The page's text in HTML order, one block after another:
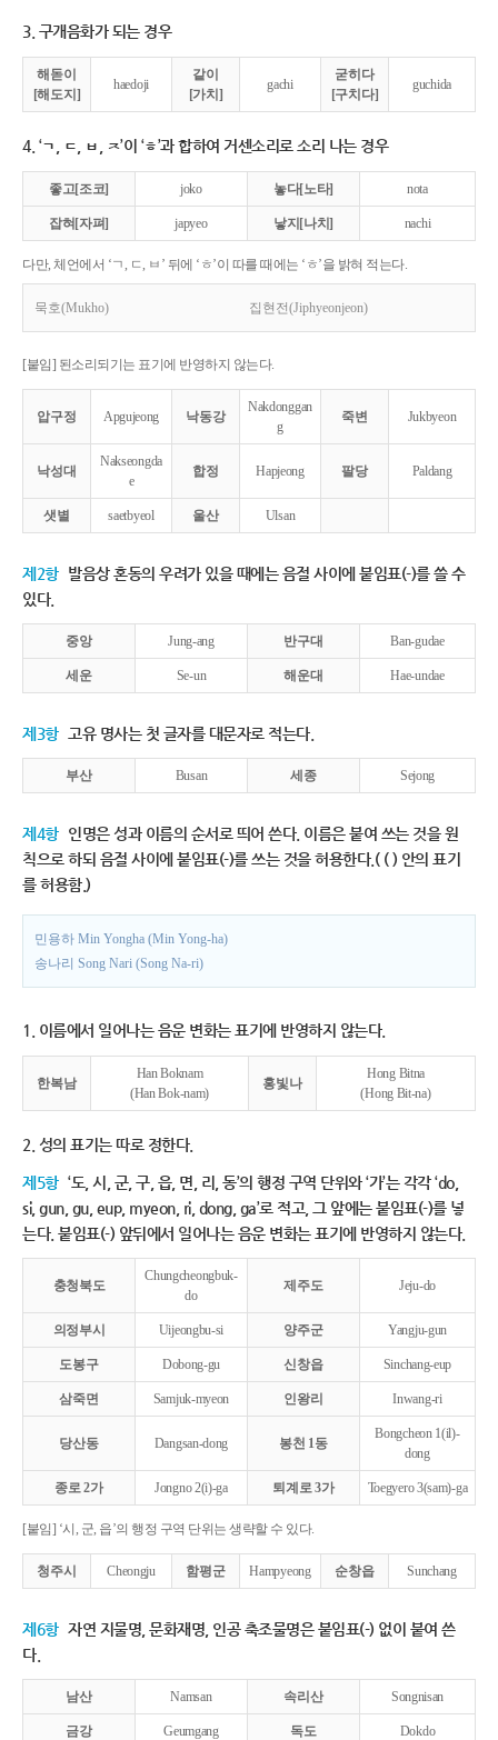
3. 구개음화가 되는 경우
해돋이
[해도지]
haedoji
같이
[가치]
gachi
굳히다
[구치다]
guchida
4. ‘ㄱ, ㄷ, ㅂ, ㅈ’이 ‘ㅎ’과 합하여 거센소리로 소리 나는 경우
좋고[조코] joko 놓다[노타] nota
잡혀[자펴] japyeo 낳지[나치] nachi
다만, 체언에서 ‘ㄱ, ㄷ, ㅂ’ 뒤에 ‘ㅎ’이 따를 때에는 ‘ㅎ’을 밝혀 적는다.
묵호(Mukho) 집현전(Jiphyeonjeon)
[붙임] 된소리되기는 표기에 반영하지 않는다.
압구정 Apgujeong 낙동강
Nakdonggan
g
죽변 Jukbyeon
낙성대
Nakseongda
e
합정 Hapjeong 팔당 Paldang
샛별 saetbyeol 울산 Ulsan
제2항 발음상 혼동의 우려가 있을 때에는 음절 사이에 붙임표(-)를 쓸 수
있다.
중앙 Jung-ang 반구대 Ban-gudae
세운 Se-un 해운대 Hae-undae
제3항 고유 명사는 첫 글자를 대문자로 적는다.
부산 Busan 세종 Sejong
제4항 인명은 성과 이름의 순서로 띄어 쓴다. 이름은 붙여 쓰는 것을 원
칙으로 하되 음절 사이에 붙임표(-)를 쓰는 것을 허용한다.( ( ) 안의 표기
를 허용함.)
민용하 Min Yongha (Min Yong-ha)
송나리 Song Nari (Song Na-ri)
1. 이름에서 일어나는 음운 변화는 표기에 반영하지 않는다.
한복남
Han Boknam
(Han Bok-nam)
홍빛나
Hong Bitna
(Hong Bit-na)
2. 성의 표기는 따로 정한다.
제5항 ‘도, 시, 군, 구, 읍, 면, 리, 동’의 행정 구역 단위와 ‘가’는 각각 ‘do,
si, gun, gu, eup, myeon, ri, dong, ga’로 적고, 그 앞에는 붙임표(-)를 넣
는다. 붙임표(-) 앞뒤에서 일어나는 음운 변화는 표기에 반영하지 않는다.
충청북도
Chungcheongbuk-
do
제주도 Jeju-do
의정부시 Uijeongbu-si 양주군 Yangju-gun
도봉구 Dobong-gu 신창읍 Sinchang-eup
삼죽면 Samjuk-myeon 인왕리 Inwang-ri
당산동 Dangsan-dong 봉천 1동
Bongcheon 1(il)-
dong
종로 2가 Jongno 2(i)-ga 퇴계로 3가 Toegyero 3(sam)-ga
[붙임] ‘시, 군, 읍’의 행정 구역 단위는 생략할 수 있다.
청주시 Cheongju 함평군 Hampyeong 순창읍 Sunchang
제6항 자연 지물명, 문화재명, 인공 축조물명은 붙임표(-) 없이 붙여 쓴
다.
남산 Namsan 속리산 Songnisan
금강 Geumgang 독도 Dokdo